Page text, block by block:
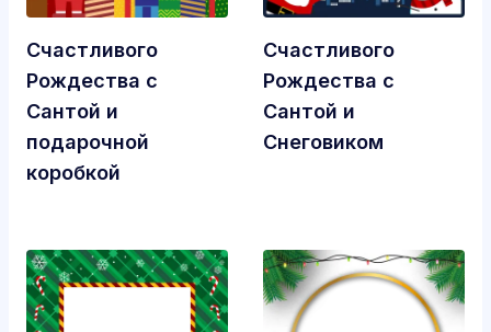
Счастливого
Рождества с
Сантой и
подарочной
коробкой
Счастливого
Рождества с
Сантой и
Снеговиком